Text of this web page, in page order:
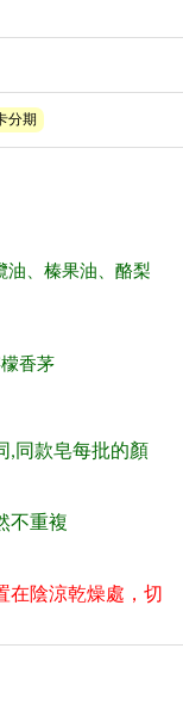
分期
油、榛果油、酪梨
香茅
,同款皂每批的顏
不重複
在陰涼乾燥處，切